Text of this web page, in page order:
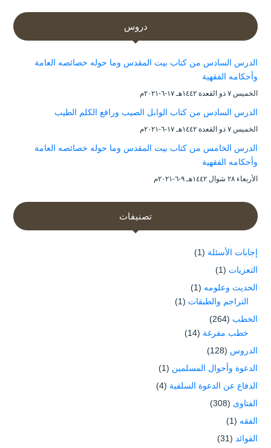
دروس
الدرس السادس من كتاب بيت المقدس وما حوله خصائصه العامة
وأحكامه الفقهية
الخميس ۷ ذو القعدة ۱٤٤۲هـ ۱۷-٦-۲۰۲۱م
الدرس السادس من كتاب الوابل الصيب ورافع الكلم الطيب
الخميس ۷ ذو القعدة ۱٤٤۲هـ ۱۷-٦-۲۰۲۱م
الدرس الخامس من كتاب بيت المقدس وما حوله خصائصه العامة
وأحكامه الفقهية
الأربعاء ۲۸ شوال ۱٤٤۲هـ ۹-٦-۲۰۲۱م
تصنيفات
إجابات الأسئلة (1)
التعزيات (1)
الحديث وعلومه (1)
التراجم والطبقات (1)
الخطب (264)
خطب مفرغة (14)
الدروس (128)
الدعوة وأحوال المسلمين (1)
الدفاع عن الدعوة السلفية (4)
الفتاوى (308)
الفقه (1)
الفوائد (31)